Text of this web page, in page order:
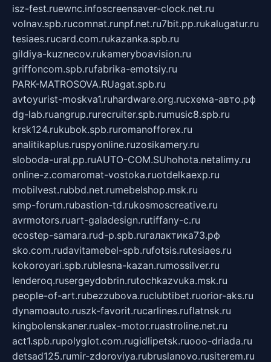
isz-fest.ruewnc.infoscreensaver-clock.net.ru
volnav.spb.rucomnat.runpf.net.ru7bit.pp.rukalugatur.ru
tesiaes.rucard.com.rukazanka.spb.ru
gildiya-kuznecov.rukameryboavision.ru
griffoncom.spb.rufabrika-emotsiy.ru
PARK-MATROSOVA.RUagat.spb.ru
avtoyurist-moskva1.ruhardware.org.ruсхема-авто.рф
dg-lab.ruangrup.rurecruiter.spb.rumusic8.spb.ru
krsk124.rukubok.spb.ruromanofforex.ru
analitikaplus.ruspyonline.ruzosikamery.ru
sloboda-ural.pp.ruAUTO-COM.SUhohota.netalimy.ru
online-z.comaromat-vostoka.ruotdelkaexp.ru
mobilvest.rubbd.net.rumebelshop.msk.ru
smp-forum.rubastion-td.rukosmoscreative.ru
avrmotors.ruart-galadesign.rutiffany-c.ru
ecostep-samara.rud-p.spb.ruгалактика73.рф
sko.com.rudavitamebel-spb.rufotsis.rutesiaes.ru
kokoroyari.spb.rublesna-kazan.rumossilver.ru
lenderoq.rusergeydobrin.rutochkazvuka.msk.ru
people-of-art.rubezzubova.ruclubtibet.ruorior-aks.ru
dynamoauto.ruszk-favorit.rucarlines.ruflatnsk.ru
kingbolenskaner.rualex-motor.ruastroline.net.ru
act1.spb.rupolyglot.com.rugidlipetsk.ruooo-driada.ru
detsad125.rumir-zdoroviya.rubruslanovo.rusiterem.ru